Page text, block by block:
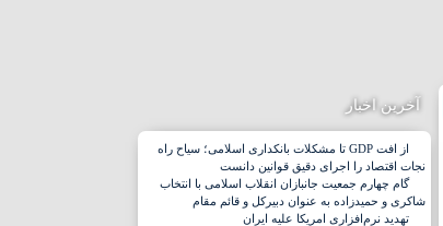
آخرین اخبار
از افت GDP تا مشکلات بانکداری اسلامی؛ سیاح راه
نجات اقتصاد را اجرای دقیق قوانین دانست
گام چهارم جمعیت جانبازان انقلاب اسلامی با انتخاب
شاکری و حمیدزاده به عنوان دبیرکل و قائم مقام
تهدید نرم‌افزاری امریکا علیه ایران